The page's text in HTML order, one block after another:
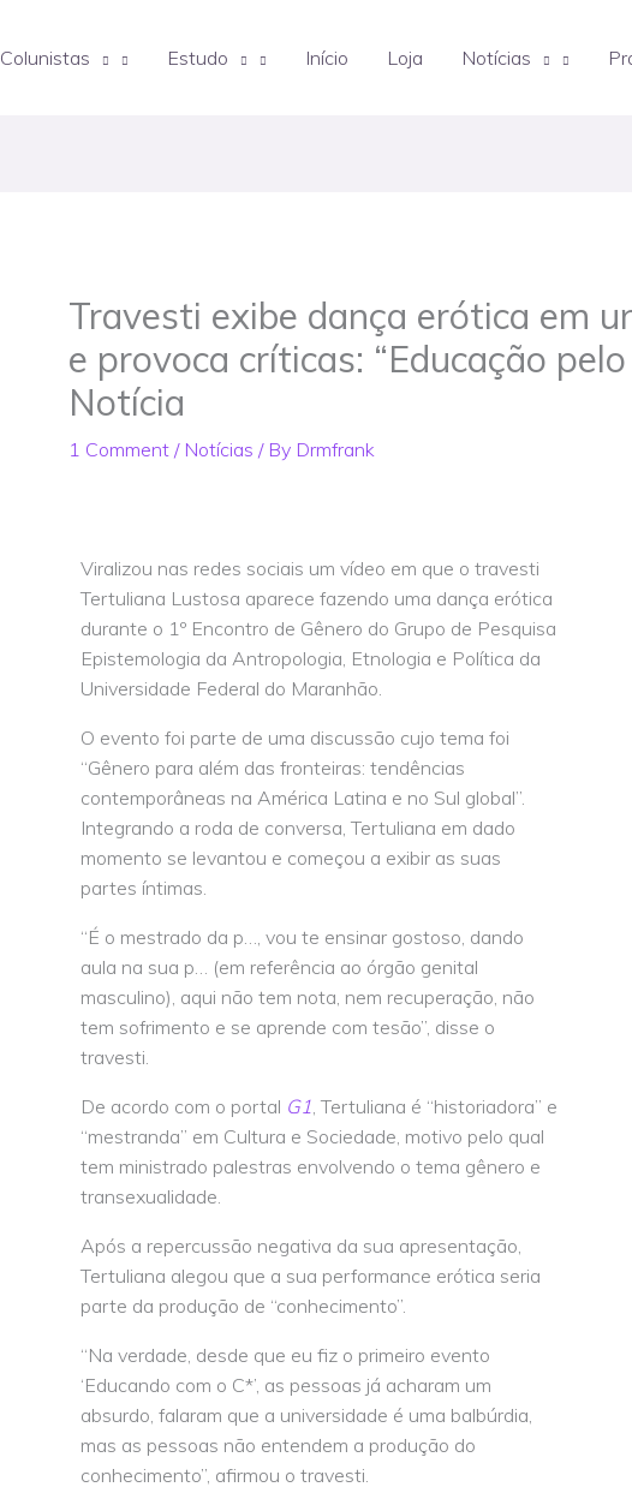
Colunistas Estudo Início Loja Notícias
Travesti exibe dança erótica em
e provoca críticas: “Educação pelo
Notícia
1 Comment / Notícias / By Drmfrank
Viralizou nas redes sociais um vídeo em que o travesti
Tertuliana Lustosa aparece fazendo uma dança erótica
durante o 1º Encontro de Gênero do Grupo de Pesquisa
Epistemologia da Antropologia, Etnologia e Política da
Universidade Federal do Maranhão.
O evento foi parte de uma discussão cujo tema foi
“Gênero para além das fronteiras: tendências
contemporâneas na América Latina e no Sul global”.
Integrando a roda de conversa, Tertuliana em dado
momento se levantou e começou a exibir as suas
partes íntimas.
“É o mestrado da p…, vou te ensinar gostoso, dando
aula na sua p… (em referência ao órgão genital
masculino), aqui não tem nota, nem recuperação, não
tem sofrimento e se aprende com tesão”, disse o
travesti.
De acordo com o portal G1, Tertuliana é “historiadora” e
“mestranda” em Cultura e Sociedade, motivo pelo qual
tem ministrado palestras envolvendo o tema gênero e
transexualidade.
Após a repercussão negativa da sua apresentação,
Tertuliana alegou que a sua performance erótica seria
parte da produção de “conhecimento”.
“Na verdade, desde que eu fiz o primeiro evento
‘Educando com o C*’, as pessoas já acharam um
absurdo, falaram que a universidade é uma balbúrdia,
mas as pessoas não entendem a produção do
conhecimento”, afirmou o travesti.